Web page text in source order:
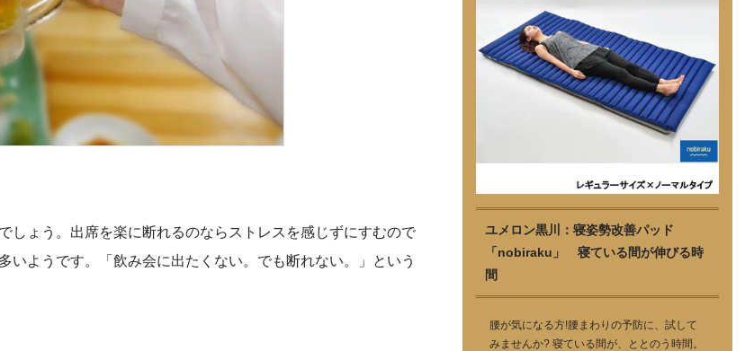
ょう。出席を楽に断れるのならストレスを感じずにすむので
ようです。「飲み会に出たくない。でも断れない。」という
ユメロン黒川：寝姿勢改善パッド
「nobiraku」 寝ている間が伸びる時
間
腰が気になる方!腰まわりの予防に、試して
みませんか? 寝ている間が、ととのう時間。